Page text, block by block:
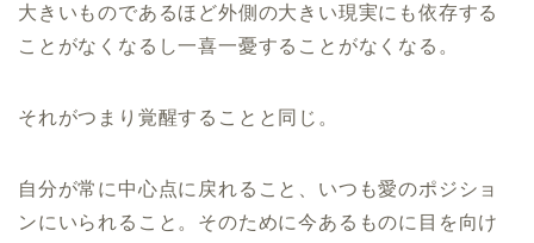
大きいものであるほど外側の大きい現実にも依存する
ことがなくなるし一喜一憂することがなくなる。
それがつまり覚醒することと同じ。
自分が常に中心点に戻れること、いつも愛のポジショ
ンにいられること。そのために今あるものに目を向け